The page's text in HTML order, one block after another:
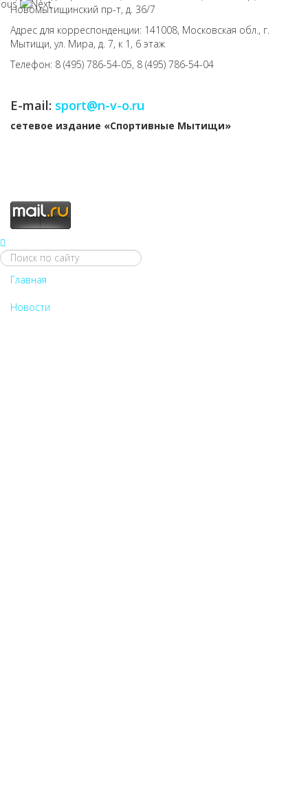
Новомытищинский пр-т, д. 36/7
Адрес для корреспонденции: 141008, Московская обл., г.
Мытищи, ул. Мира, д. 7, к 1, 6 этаж
Телефон: 8 (495) 786-54-05, 8 (495) 786-54-04
E-mail: sport@n-v-o.ru
cетевое издание «Спортивные Мытищи»
Главная
Новости